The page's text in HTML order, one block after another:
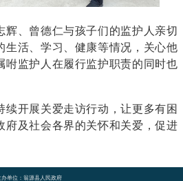
、曾德仁与孩子们的监护人亲切
生活、学习、健康等情况，关心他
咐监护人在履行监护职责的同时也
开展关爱走访行动，让更多有困
府及社会各界的关怀和关爱，促进
办单位：翁源县人民政府